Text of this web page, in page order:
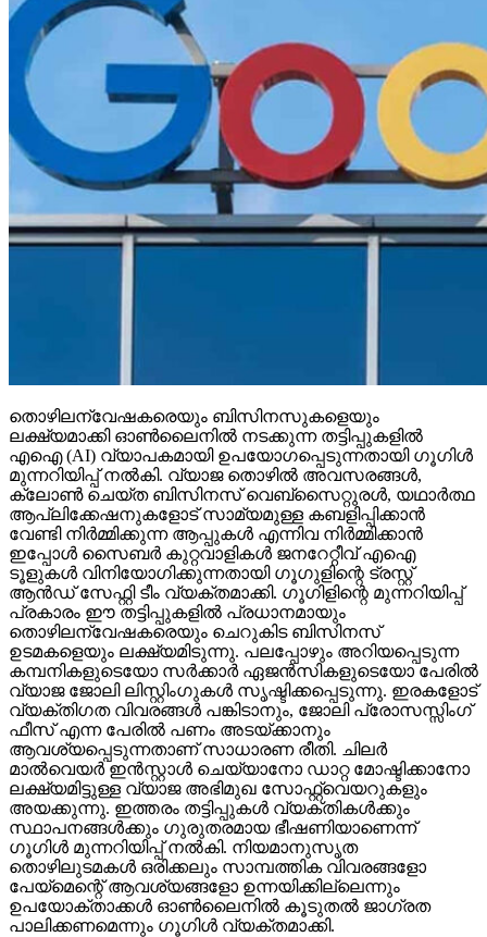
തൊഴിലന്വേഷകരെയും ബിസിനസുകളെയും
ലക്ഷ്യമാക്കി ഓണ്‍ലൈനില്‍ നടക്കുന്ന തട്ടിപ്പുകളില്‍
എഐ (AI) വ്യാപകമായി ഉപയോഗപ്പെടുന്നതായി ഗൂഗിള്‍
മുന്നറിയിപ്പ് നല്‍കി. വ്യാജ തൊഴില്‍ അവസരങ്ങള്‍,
ക്ലോണ്‍ ചെയ്ത ബിസിനസ് വെബ്‌സൈറ്റുരള്‍, യഥാര്‍ത്ഥ
ആപ്ലിക്കേഷനുകളോട് സാമ്യമുള്ള കബളിപ്പിക്കാന്‍
വേണ്ടി നിര്‍മ്മിക്കുന്ന ആപ്പുകള്‍ എന്നിവ നിര്‍മ്മിക്കാന്‍
ഇപ്പോള്‍ സൈബര്‍ കുറ്റവാളികള്‍ ജനറേറ്റീവ് എഐ
ടൂളുകള്‍ വിനിയോഗിക്കുന്നതായി ഗൂഗുളിന്റെ ട്രസ്റ്റ്
ആന്‍ഡ് സേഫ്റ്റി ടീം വ്യക്തമാക്കി. ഗൂഗിളിന്റെ മുന്നറിയിപ്പ്
പ്രകാരം ഈ തട്ടിപ്പുകളില്‍ പ്രധാനമായും
തൊഴിലന്വേഷകരെയും ചെറുകിട ബിസിനസ്
ഉടമകളെയും ലക്ഷ്യമിടുന്നു. പലപ്പോഴും അറിയപ്പെടുന്ന
കമ്പനികളുടെയോ സര്‍ക്കാര്‍ ഏജന്‍സികളുടെയോ പേരില്‍
വ്യാജ ജോലി ലിസ്റ്റിംഗുകള്‍ സൃഷ്ടിക്കപ്പെടുന്നു. ഇരകളോട്
വ്യക്തിഗത വിവരങ്ങള്‍ പങ്കിടാനും, ജോലി പ്രോസസ്സിംഗ്
ഫീസ് എന്ന പേരില്‍ പണം അടയ്ക്കാനും
ആവശ്യപ്പെടുന്നതാണ് സാധാരണ രീതി. ചിലര്‍
മാല്‍വെയര്‍ ഇന്‍സ്റ്റാള്‍ ചെയ്യാനോ ഡാറ്റ മോഷ്ടിക്കാനോ
ലക്ഷ്യമിട്ടുള്ള വ്യാജ അഭിമുഖ സോഫ്റ്റ്‌വെയറുകളും
അയക്കുന്നു. ഇത്തരം തട്ടിപ്പുകള്‍ വ്യക്തികള്‍ക്കും
സ്ഥാപനങ്ങള്‍ക്കും ഗുരുതരമായ ഭീഷണിയാണെന്ന്
ഗൂഗിള്‍ മുന്നറിയിപ്പ് നല്‍കി. നിയമാനുസൃത
തൊഴിലുടമകള്‍ ഒരിക്കലും സാമ്പത്തിക വിവരങ്ങളോ
പേയ്‌മെന്റെ് ആവശ്യങ്ങളോ ഉന്നയിക്കില്ലെന്നും
ഉപയോക്താക്കള്‍ ഓണ്‍ലൈനില്‍ കൂടുതല്‍ ജാഗ്രത
പാലിക്കണമെന്നും ഗൂഗിള്‍ വ്യക്തമാക്കി.